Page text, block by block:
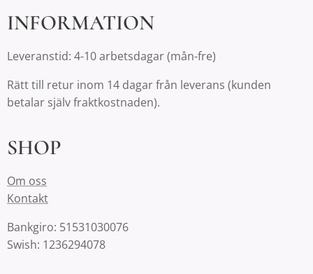
INFORMATION
Leveranstid: 4-10 arbetsdagar (mån-fre)
Rätt till retur inom 14 dagar från leverans (kunden
betalar själv fraktkostnaden).
SHOP
Om oss
Kontakt
Bankgiro: 51531030076
Swish: 1236294078